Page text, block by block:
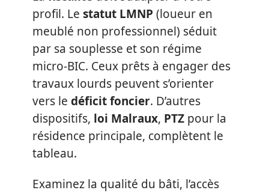
profil. Le statut LMNP (loueur en
meublé non professionnel) séduit
par sa souplesse et son régime
micro-BIC. Ceux prêts à engager des
travaux lourds peuvent s’orienter
vers le déficit foncier. D’autres
dispositifs, loi Malraux, PTZ pour la
résidence principale, complètent le
tableau.
Examinez la qualité du bâti, l’accès